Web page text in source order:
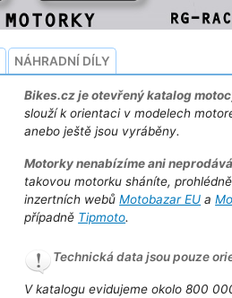
NÁHRADNÍ DÍLY
Bikes.cz je otevřený katalog
slouží k orientaci v modelech
anebo ještě jsou vyráběny.
Motorky nenabízíme ani
takovou motorku sháníte,
inzertních webůMotobazar EU a
případně Tipmoto.
Technická data jsou pouze
V katalogu evidujeme okolo 800